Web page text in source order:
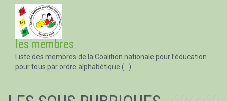
les membres
Liste des membres de la Coalition nationale pour l’éducation
pour tous par ordre alphabétique (…)